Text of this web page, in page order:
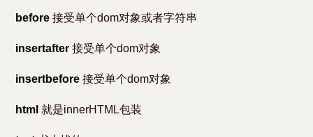
before 接受单个dom对象或者字符串
insertafter 接受单个dom对象
insertbefore 接受单个dom对象
html 就是innerHTML包装